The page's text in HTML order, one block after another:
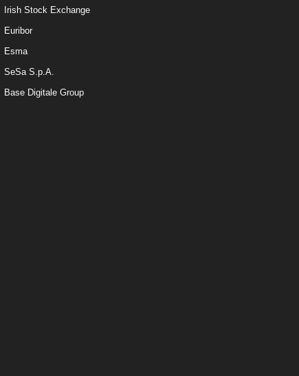
Irish Stock Exchange
Euribor
Esma
SeSa S.p.A.
Base Digitale Group